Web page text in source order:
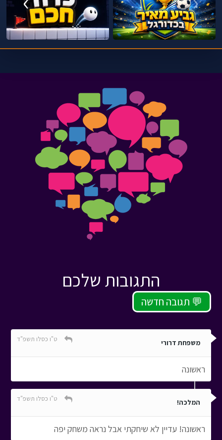
התגובות שלכם
תגובה חדשה 💬
משפחת דרורי ט"ו כסלו תשפ"ד
ראשונה
המלכה! ט"ו כסלו תשפ"ד
ראשונה! עדיין לא שיחקתי אבל נראה משחק יפה